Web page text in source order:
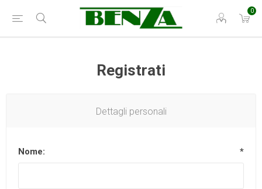
0
Registrati
Dettagli personali
Nome: *